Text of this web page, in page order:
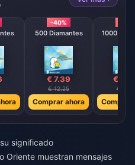
-40%
500 Diamantes
€ 7.39
€ 12.25
Comprar ahora
1000
€
€
Comprar
significado
Oriente muestran mensajes